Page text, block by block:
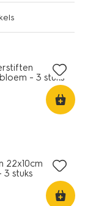
- 3 stuks
22x10cm
3 stuks